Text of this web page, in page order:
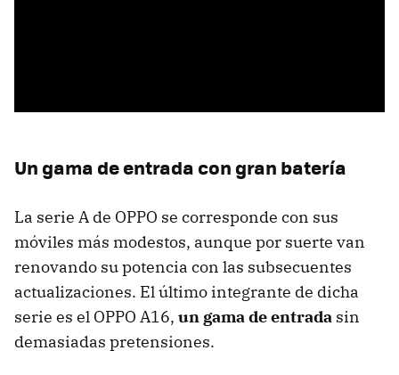
Un gama de entrada con gran batería
La serie A de OPPO se corresponde con sus
móviles más modestos, aunque por suerte van
renovando su potencia con las subsecuentes
actualizaciones. El último integrante de dicha
serie es el OPPO A16, un gama de entrada sin
demasiadas pretensiones.